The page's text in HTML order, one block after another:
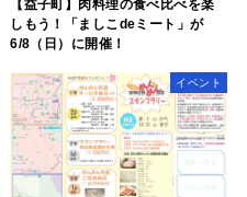
【益子町】肉料理の食べ比べを楽
しもう！「ましこdeミート」が
6/8（日）に開催！
イベント